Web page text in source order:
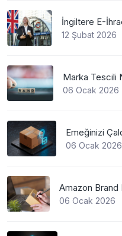
12 Şubat 2026
06 Ocak 2026
06 Ocak 2026
06 Ocak 2026